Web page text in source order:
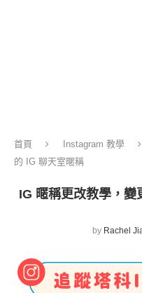
首頁 Instagram 教學
的 IG 聊天室暱稱
IG 暱稱更改教學，變
by Rachel